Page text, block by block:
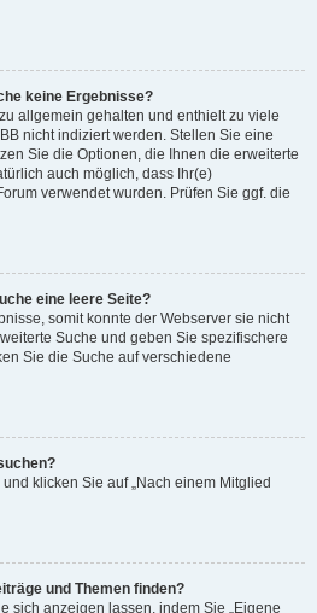
keine Ergebnisse?
allgemein gehalten und enthielt zu viele
nicht indiziert werden. Stellen Sie eine
Sie die Optionen, die Ihnen die erweiterte
auch möglich, dass Ihr(e)
verwendet wurden. Prüfen Sie ggf. die
eine leere Seite?
somit konnte der Webserver sie nicht
Suche und geben Sie spezifischere
Sie die Suche auf verschiedene
klicken Sie auf „Nach einem Mitglied
und Themen finden?
sich anzeigen lassen, indem Sie „Eigene